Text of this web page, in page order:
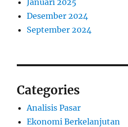
Desember 2024
September 2024
Categories
Analisis Pasar
Ekonomi Berkelanjutan